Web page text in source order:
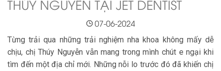
THÚY NGUYỄN TẠI JET DENTIST
07-06-2024
Từng trải qua những trải nghiệm nha khoa không mấy dễ
chịu, chị Thúy Nguyễn vẫn mang trong mình chút e ngại khi
tìm đến một địa chỉ mới. Những nỗi lo trước đó đã khiến chị